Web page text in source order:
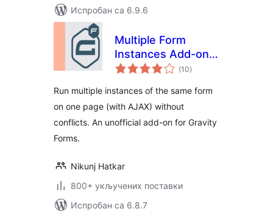
Испробан са 6.9.6
Multiple Form
Instances Add-on
for Gravity Forms
(10укупних
оцена
)
Run multiple instances of the same form
on one page (with AJAX) without
conflicts. An unofficial add-on for Gravity
Forms.
Nikunj Hatkar
800+ укључених поставки
Испробан са 6.8.7